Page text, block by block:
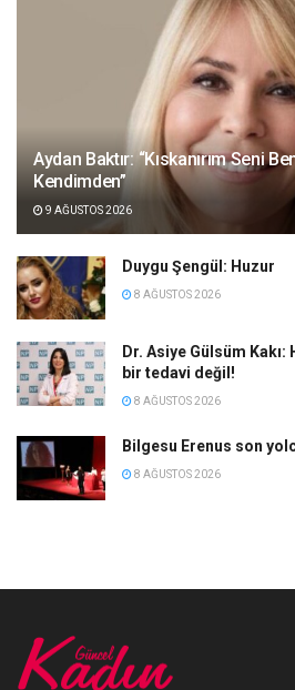
Aydan Baktır: “Kıskanırım Seni
Kendimden”
9 AĞUSTOS 2026
Duygu Şengül: Huzur
8 AĞUSTOS 2026
Dr. Asiye Gülsüm
bir tedavi değil!
8 AĞUSTOS 2026
Bilgesu Erenus son
8 AĞUSTOS 2026